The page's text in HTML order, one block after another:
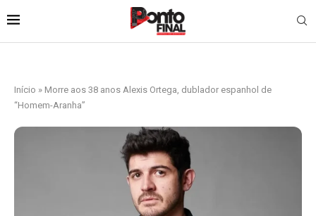
Início » Morre aos 38 anos Alexis Ortega, dublador espanhol de
“Homem-Aranha”